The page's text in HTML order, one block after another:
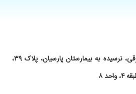
می کنند فقط سریع معاینه و
محمودی نژاد بسیار با اخلاق
بهبودی حاصل شد.
۱۴۰۴/۰۵/۲۸سعادت آباد، خیابان سرو شرقی، نرسیده به بیمارستان پارسیان، پلاک ۳۹،
۸